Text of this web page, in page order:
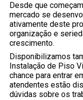
Desde que
mercado se
ativamente deste
organização e
crescimento.
Disponibilizamos
Instalação de Piso
chance para entrar
atendentes estão
dúvidas sobre os